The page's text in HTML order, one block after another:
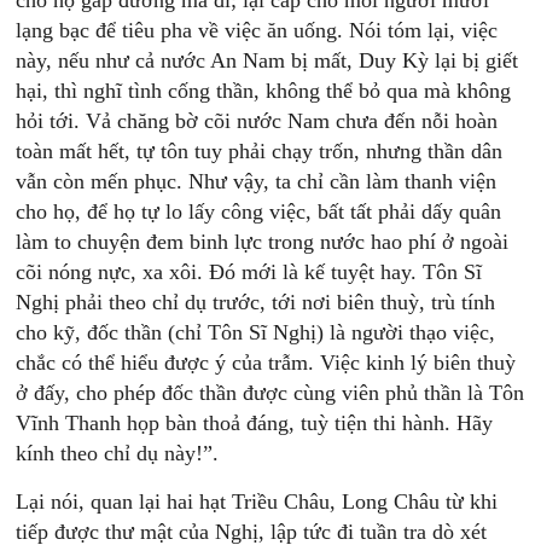
lạng bạc để tiêu pha về việc ăn uống. Nói tóm lại, việc
này, nếu như cả nước An Nam bị mất, Duy Kỳ lại bị giết
hại, thì nghĩ tình cống thần, không thể bỏ qua mà không
hỏi tới. Vả chăng bờ cõi nước Nam chưa đến nỗi hoàn
toàn mất hết, tự tôn tuy phải chạy trốn, nhưng thần dân
vẫn còn mến phục. Như vậy, ta chỉ cần làm thanh viện
cho họ, để họ tự lo lấy công việc, bất tất phải dấy quân
làm to chuyện đem binh lực trong nước hao phí ở ngoài
cõi nóng nực, xa xôi. Đó mới là kế tuyệt hay. Tôn Sĩ
Nghị phải theo chỉ dụ trước, tới nơi biên thuỳ, trù tính
cho kỹ, đốc thần (chỉ Tôn Sĩ Nghị) là người thạo việc,
chắc có thể hiểu được ý của trẫm. Việc kinh lý biên thuỳ
ở đấy, cho phép đốc thần được cùng viên phủ thần là Tôn
Vĩnh Thanh họp bàn thoả đáng, tuỳ tiện thi hành. Hãy
kính theo chỉ dụ này!”.
Lại nói, quan lại hai hạt Triều Châu, Long Châu từ khi
tiếp được thư mật của Nghị, lập tức đi tuần tra dò xét